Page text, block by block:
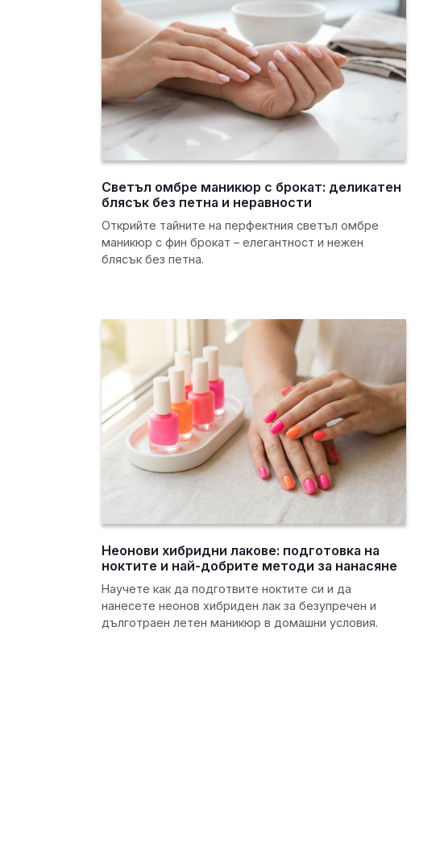
Светъл омбре маникюр с брокат: деликатен
блясък без петна и неравности
Открийте тайните на перфектния светъл омбре
маникюр с фин брокат – елегантност и нежен
блясък без петна.
Неонови хибридни лакове: подготовка на
ноктите и най-добрите методи за нанасяне
Научете как да подготвите ноктите си и да
нанесете неонов хибриден лак за безупречен и
дълготраен летен маникюр в домашни условия.